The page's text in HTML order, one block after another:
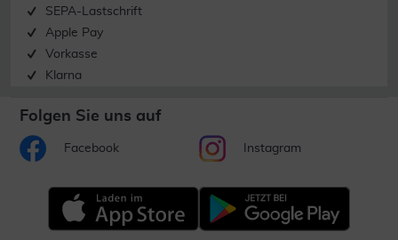
SEPA-Lastschrift
Apple Pay
Vorkasse
Klarna
Folgen Sie uns auf
Facebook Instagram